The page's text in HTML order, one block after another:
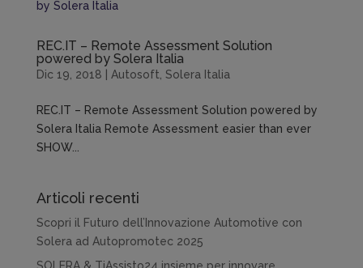
REC.IT – Remote Assessment Solution
powered by Solera Italia
Dic 19, 2018 Autosoft Solera Italia
REC.IT – Remote Assessment Solution powered by
Solera Italia Remote Assessment easier than ever
SHOW...
Articoli recenti
Scopri il Futuro dell’Innovazione Automotive con
Solera ad Autopromotec 2025